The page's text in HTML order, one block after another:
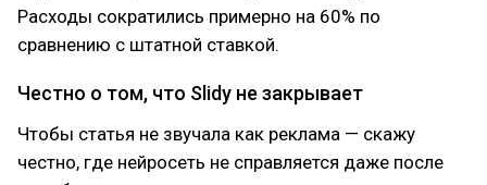
Расходы сократились примерно на 60% по
сравнению с штатной ставкой.
Честно о том, что Slidy не закрывает
Чтобы статья не звучала как реклама — скажу
честно, где нейросеть не справляется даже после